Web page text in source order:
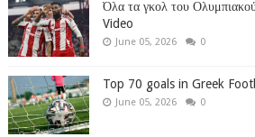
Όλα τα γκολ του
Video
June 05, 2026 0
Top 70 goals in Greek
June 05, 2026 0